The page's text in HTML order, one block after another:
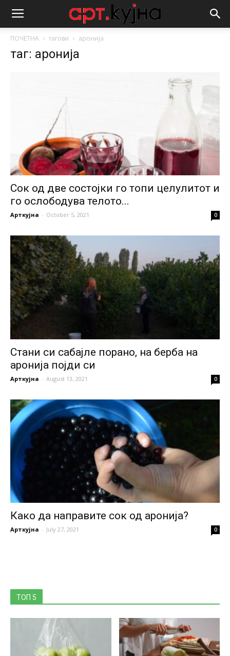
ПОЧЕТНА тагови аронија
таг: аронија
Сок од две состојки го топи целулитот и
го ослободува телото...
Арткујна - October 5, 2021 0
Стани си сабајле порано, на берба на
аронија појди си
Арткујна - August 13, 2021 0
Како да направите сок од аронија?
Арткујна - July 27, 2021 0
ТОП 5